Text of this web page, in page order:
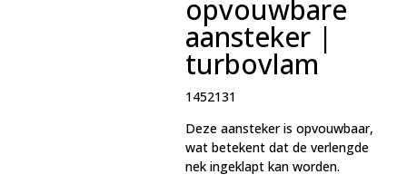
opvouwbare
aansteker |
turbovlam
1452131
Deze aansteker is opvouwbaar,
wat betekent dat de verlengde
nek ingeklapt kan worden.